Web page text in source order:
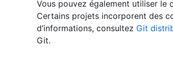
Vous pouvez également utiliser le
Certains projets incorporent des
d’informations, consultez Git
Git.